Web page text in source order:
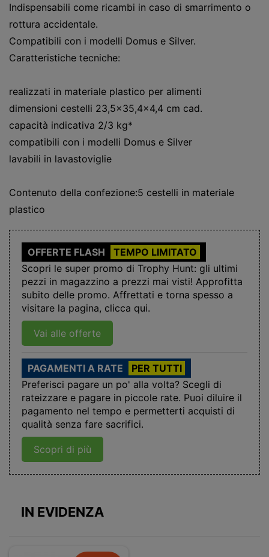
Indispensabili come ricambi in caso di smarrimento o
rottura accidentale.
Compatibili con i modelli Domus e Silver.
Caratteristiche tecniche:
realizzati in materiale plastico per alimenti
dimensioni cestelli 23,5×35,4×4,4 cm cad.
capacità indicativa 2/3 kg*
compatibili con i modelli Domus e Silver
lavabili in lavastoviglie
Contenuto della confezione:5 cestelli in materiale
plastico
OFFERTE FLASH
TEMPO LIMITATO
Scopri le super promo di Trophy Hunt: gli ultimi
pezzi in magazzino a prezzi mai visti! Approfitta
subito delle promo. Affrettati e torna spesso a
visitare la pagina, clicca qui.
Vai alle offerte
PAGAMENTI A RATE
PER TUTTI
Preferisci pagare un po' alla volta? Scegli di
rateizzare e pagare in piccole rate. Puoi diluire il
pagamento nel tempo e permetterti acquisti di
qualità senza fare sacrifici.
Scopri di più
IN EVIDENZA